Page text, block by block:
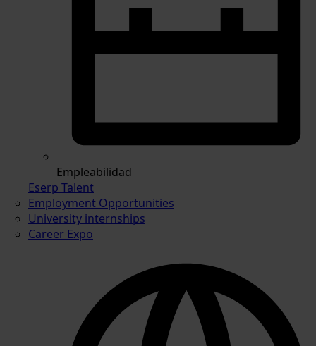
Empleabilidad
Eserp Talent
Employment Opportunities
University internships
Career Expo